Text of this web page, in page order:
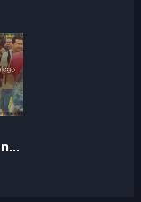
MAGIS Brasil – Semana do Meio Ambiente 2023